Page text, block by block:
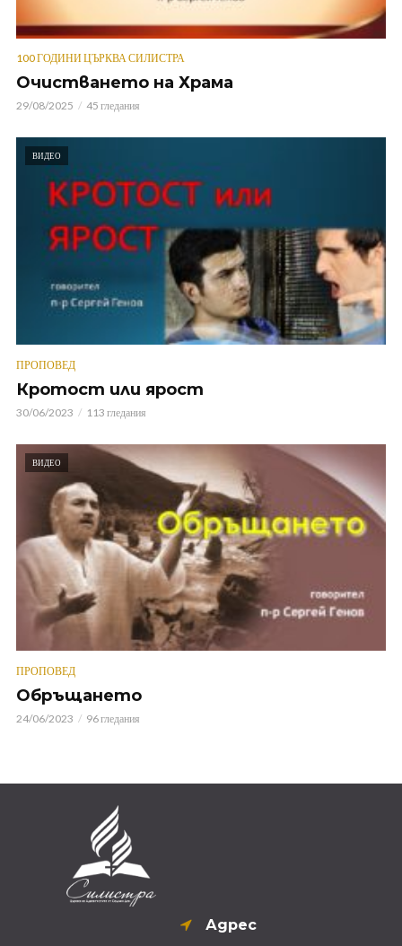
100 ГОДИНИ ЦЪРКВА СИЛИСТРА
Очистването на Храма
29/08/2025 45 гледания
ВИДЕО
ПРОПОВЕД
Кротост или ярост
30/06/2023 113 гледания
ВИДЕО
ПРОПОВЕД
Обръщането
24/06/2023 96 гледания
Адрес